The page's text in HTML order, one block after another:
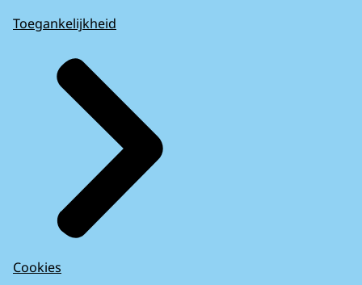
Toegankelijkheid
Cookies